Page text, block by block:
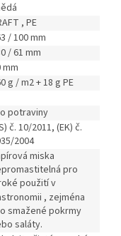
, PE
/ 100 mm
/ 61 mm
mm
g / m2 + 18 g PE
potraviny
č. 10/2011, (EK) č.
2004
miska
pro
použití v
, zejména
smažené pokrmy
saláty.